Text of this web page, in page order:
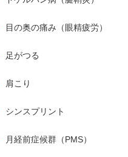
目の奥の痛み（眼精疲労）
足がつる
肩こり
シンスプリント
月経前症候群（PMS）